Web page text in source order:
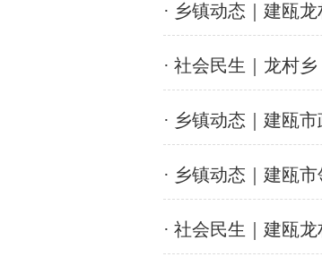
· 乡镇动态｜建瓯
· 社会民生｜龙村
· 乡镇动态｜建瓯
· 乡镇动态｜建瓯
· 社会民生｜建瓯